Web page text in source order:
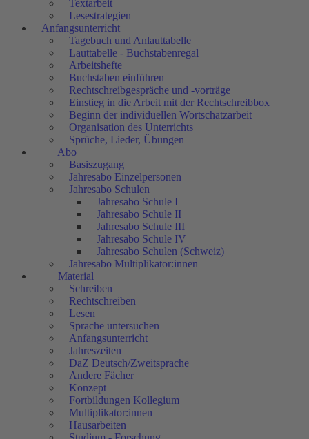
Textarbeit
Lesestrategien
Anfangsunterricht
Tagebuch und Anlauttabelle
Lauttabelle - Buchstabenregal
Arbeitshefte
Buchstaben einführen
Rechtschreibgespräche und -vorträge
Einstieg in die Arbeit mit der Rechtschreibbox
Beginn der individuellen Wortschatzarbeit
Organisation des Unterrichts
Sprüche, Lieder, Übungen
Abo
Basiszugang
Jahresabo Einzelpersonen
Jahresabo Schulen
Jahresabo Schule I
Jahresabo Schule II
Jahresabo Schule III
Jahresabo Schule IV
Jahresabo Schulen (Schweiz)
Jahresabo Multiplikator:innen
Material
Schreiben
Rechtschreiben
Lesen
Sprache untersuchen
Anfangsunterricht
Jahreszeiten
DaZ Deutsch/Zweitsprache
Andere Fächer
Konzept
Fortbildungen Kollegium
Multiplikator:innen
Hausarbeiten